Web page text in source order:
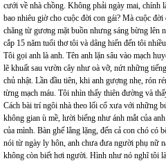
cưới về nhà chồng. Không phải ngày mai, chính
bao nhiêu giờ cho cuộc đời con gái? Mà cuộc
chăng từ gương mặt buồn nhưng sáng bừng lên
cắp 15 năm tuổi thơ tôi và dâng hiến đến tôi
Tôi gọi anh là anh. Tên anh lặn sâu vào mạch
lẽ khuất sau vườn cây như oà vỡ, nứt những
chủ nhật. Lần đầu tiên, khi anh gượng nhẹ, rón
từng mạch máu. Tôi nhìn thấy thiên đường và
Cách bài trí ngôi nhà theo lối cổ xưa với những
không gian ù mề, lười biếng như ánh mắt của
của mình. Bàn ghế lẳng lặng, đến cả con chó có
nói từ ngày ly hôn, anh chưa đưa người phụ nữ
không còn biết hơi người. Hình như nó nghĩ tôi